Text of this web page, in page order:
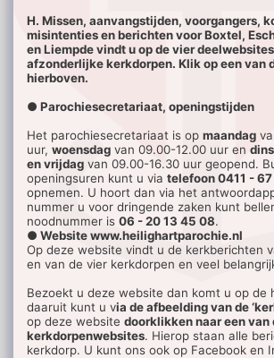
H. Missen, aanvangstijden, voorgangers,
misintenties en berichten voor Boxtel,
en Liempde vindt u op de vier
afzonderlijke kerkdorpen. Klik op een van
hierboven.
● Parochiesecretariaat, openingstijden
Het parochiesecretariaat is op maandag
uur, woensdag van 09.00-12.00 uur en
en vrijdag van 09.00-16.30 uur geopend.
openingsuren kunt u via telefoon 0411 - 67
opnemen. U hoort dan via het
nummer u voor dringende zaken kunt
noodnummer is 06 - 20 13 45 08.
● Website www.heilighartparochie.nl
Op deze website vindt u de kerkberichten
en van de vier kerkdorpen en veel
Bezoekt u deze website dan komt u op de
daaruit kunt u via de afbeelding van de
op deze website doorklikken naar een van
kerkdorpenwebsites. Hierop staan alle
kerkdorp. U kunt ons ook op Facebook en